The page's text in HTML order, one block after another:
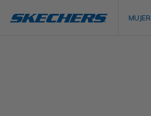
MUJER